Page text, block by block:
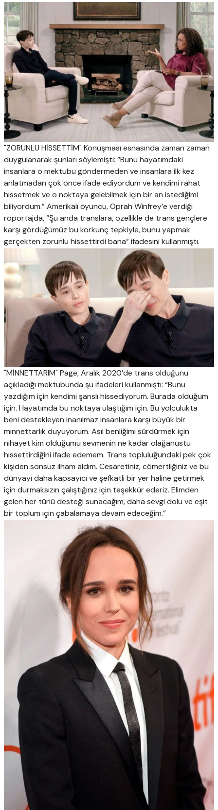
"ZORUNLU HİSSETTİM" Konuşması esnasında zaman zaman
duygulanarak şunları söylemişti: “Bunu hayatımdaki
insanlara o mektubu göndermeden ve insanlara ilk kez
anlatmadan çok önce ifade ediyordum ve kendimi rahat
hissetmek ve o noktaya gelebilmek için bir an istediğimi
biliyordum.” Amerikalı oyuncu, Oprah Winfrey’e verdiği
röportajda, “Şu anda translara, özellikle de trans gençlere
karşı gördüğümüz bu korkunç tepkiyle, bunu yapmak
gerçekten zorunlu hissettirdi bana” ifadesini kullanmıştı.
"MİNNETTARIM" Page, Aralık 2020’de trans olduğunu
açıkladığı mektubunda şu ifadeleri kullanmıştı: “Bunu
yazdığım için kendimi şanslı hissediyorum. Burada olduğum
için. Hayatımda bu noktaya ulaştığım için. Bu yolculukta
beni destekleyen inanılmaz insanlara karşı büyük bir
minnettarlık duyuyorum. Asıl benliğimi sürdürmek için
nihayet kim olduğumu sevmenin ne kadar olağanüstü
hissettirdiğini ifade edemem. Trans topluluğundaki pek çok
kişiden sonsuz ilham aldım. Cesaretiniz, cömertliğiniz ve bu
dünyayı daha kapsayıcı ve şefkatli bir yer haline getirmek
için durmaksızın çalıştığınız için teşekkür ederiz. Elimden
gelen her türlü desteği sunacağım, daha sevgi dolu ve eşit
bir toplum için çabalamaya devam edeceğim.”